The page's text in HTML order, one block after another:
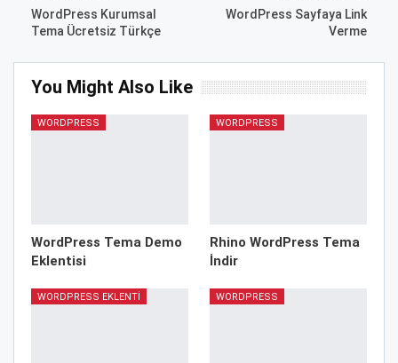
WordPress Kurumsal
Tema Ücretsiz Türkçe
WordPress Sayfaya Link
Verme
You Might Also Like
WORDPRESS
WordPress Tema Demo
Eklentisi
WORDPRESS
Rhino WordPress Tema
İndir
WORDPRESS EKLENTI WORDPRESS